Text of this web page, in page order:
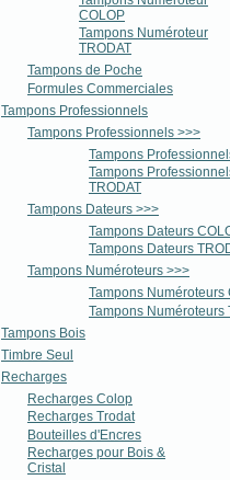
COLOP
Tampons Numéroteur
TRODAT
Tampons de Poche
Formules Commerciales
Tampons Professionnels
Tampons Professionnels >>>
Tampons
Tampons
TRODAT
Tampons Dateurs >>>
Tampons Dateurs
Tampons Dateurs
Tampons Numéroteurs >>>
Tampons Numéroteurs
Tampons Numéroteurs
Tampons Bois
Timbre Seul
Recharges
Recharges Colop
Recharges Trodat
Bouteilles d'Encres
Recharges pour Bois &
Cristal